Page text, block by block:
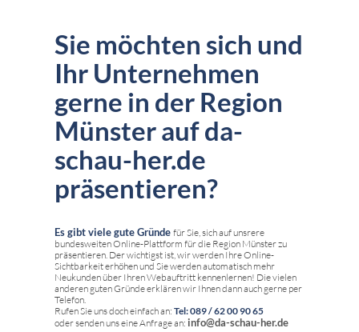
Sie möchten sich und
Ihr Unternehmen
gerne in der Region
Münster auf da-
schau-her.de
präsentieren?
Es gibt viele gute Gründe für Sie, sich auf unsrere
bundesweiten Online-Plattform für die Region Münster zu
präsentieren. Der wichtigst ist, wir werden Ihre Online-
Sichtbarkeit erhöhen und Sie werden automatisch mehr
Neukunden über Ihren Webauftritt kennenlernen! Die vielen
anderen guten Gründe erklären wir Ihnen dann auch gerne per
Telefon.
Rufen Sie uns doch einfach an: Tel: 089 / 62 00 90 65
oder senden uns eine Anfrage an: info@da-schau-her.de